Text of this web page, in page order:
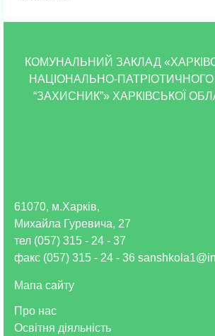
КОМУНАЛЬНИЙ ЗАКЛАД
НАЦІОНАЛЬНО-
“ЗАХИСНИК”» ХАРКІВСЬКОЇ
Про нас
Освітня діяльність
61070, м.Харків,
Михайла Гуревича, 27
тел (057) 315 - 24 - 37
факс (057) 315 - 24 - 36
Мапа сайту